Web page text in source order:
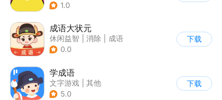
1.0
成语大状元
休闲益智 消除
成语
0.0
下载
学成语
文字游戏
其他
5.0
下载